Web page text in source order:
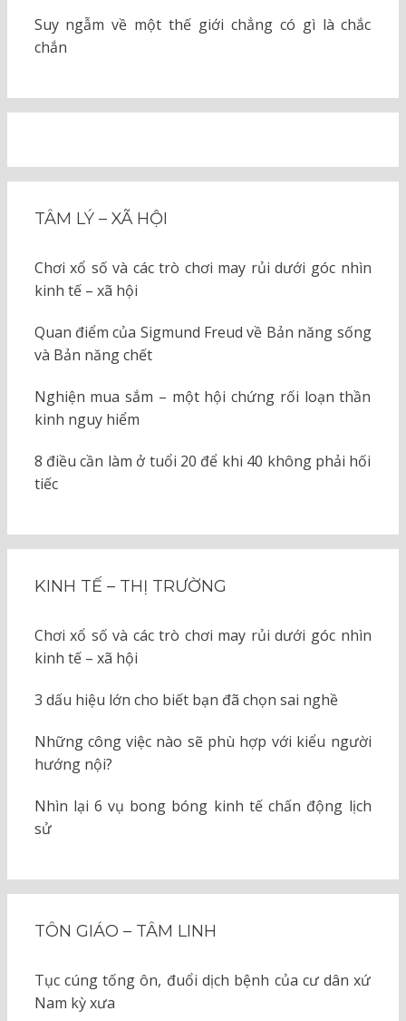
Suy ngẫm về một thế giới chẳng có gì là chắc
chắn
TÂM LÝ – XÃ HỘI
Chơi xổ số và các trò chơi may rủi dưới góc nhìn
kinh tế – xã hội
Quan điểm của Sigmund Freud về Bản năng sống
và Bản năng chết
Nghiện mua sắm – một hội chứng rối loạn thần
kinh nguy hiểm
8 điều cần làm ở tuổi 20 để khi 40 không phải hối
tiếc
KINH TẾ – THỊ TRƯỜNG
Chơi xổ số và các trò chơi may rủi dưới góc nhìn
kinh tế – xã hội
3 dấu hiệu lớn cho biết bạn đã chọn sai nghề
Những công việc nào sẽ phù hợp với kiểu người
hướng nội?
Nhìn lại 6 vụ bong bóng kinh tế chấn động lịch
sử
TÔN GIÁO – TÂM LINH
Tục cúng tống ôn, đuổi dịch bệnh của cư dân xứ
Nam kỳ xưa